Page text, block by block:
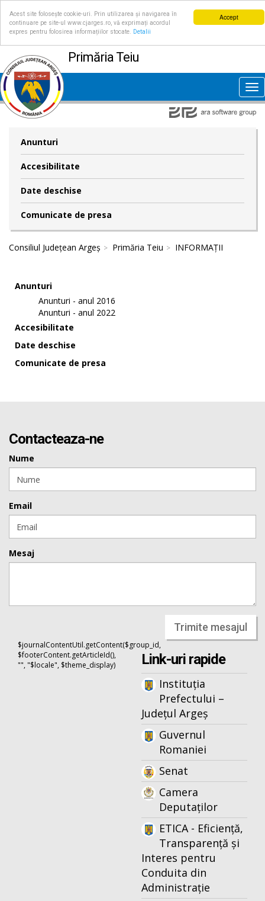
Accept
Acest site folosește cookie-uri. Prin utilizarea și navigarea în
continuare pe site-ul www.cjarges.ro, vă exprimați acordul
expres pentru folosirea informațiilor stocate.
Detalii
Primăria Teiu
Anunturi
Accesibilitate
Date deschise
Comunicate de presa
Consiliul Județean Argeș Primăria Teiu INFORMAȚII
Anunturi
Anunturi - anul 2016
Anunturi - anul 2022
Accesibilitate
Date deschise
Comunicate de presa
Contacteaza-ne
Nume
Email
Mesaj
Trimite mesajul
$journalContentUtil.getContent($group_id,
$footerContent.getArticleId(),
"", "$locale", $theme_display)
Link-uri rapide
Instituția
Prefectului –
Județul Argeș
Guvernul
Romaniei
Senat
Camera
Deputaților
ETICA - Eficiență,
Transparență și
Interes pentru
Conduita din
Administrație